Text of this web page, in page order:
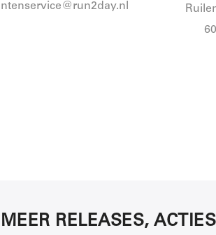
RELEASES,